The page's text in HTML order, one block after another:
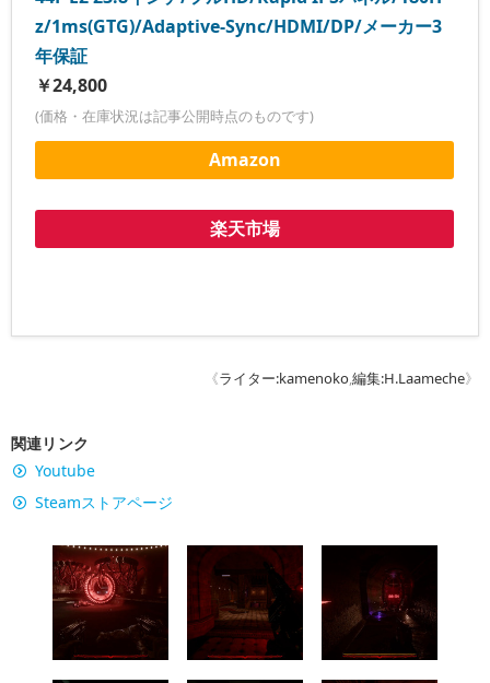
z/1ms(GTG)/Adaptive-Sync/HDMI/DP/メーカー3
年保証
￥24,800
(価格・在庫状況は記事公開時点のものです)
Amazon
楽天市場
《ライター:kamenoko,編集:H.Laameche》
関連リンク
Youtube
Steamストアページ